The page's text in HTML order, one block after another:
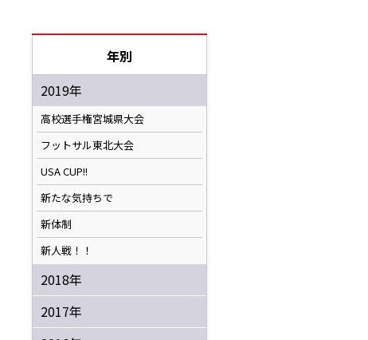
年別
2019年
高校選手権宮城県大会
フットサル東北大会
USA CUP!!
新たな気持ちで
新体制
新人戦！！
2018年
2017年